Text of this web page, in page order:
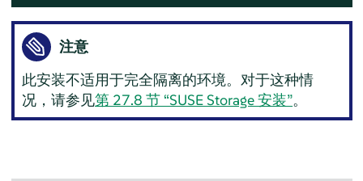
注意
此安装不适用于完全隔离的环境。对于这种情
况，请参见第 27.8 节 “SUSE Storage 安装”。